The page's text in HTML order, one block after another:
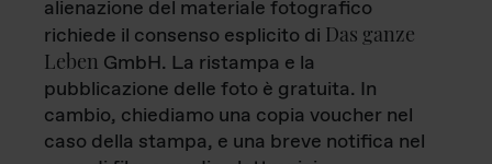
alienazione del materiale fotografico
richiede il consenso esplicito di Das ganze
Leben GmbH. La ristampa e la
pubblicazione delle foto è gratuita. In
cambio, chiediamo una copia voucher nel
caso della stampa, e una breve notifica nel